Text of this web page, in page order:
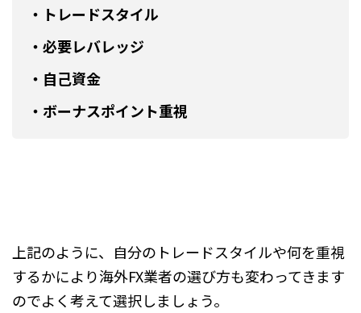
・トレードスタイル
・必要レバレッジ
・自己資金
・ボーナスポイント重視
上記のように、自分のトレードスタイルや何を重視
するかにより海外FX業者の選び方も変わってきます
のでよく考えて選択しましょう。